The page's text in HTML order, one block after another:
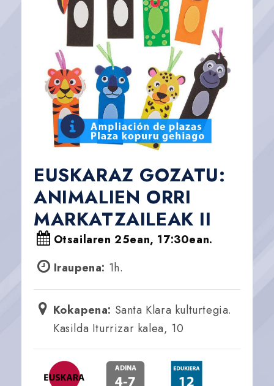
EUSKARAZ GOZATU:
ANIMALIEN ORRI
MARKATZAILEAK II
Otsailaren 25ean, 17:30ean.
Iraupena: 1h.
Kokapena: Santa Klara kulturtegia.
Kasilda Iturrizar kalea, 10